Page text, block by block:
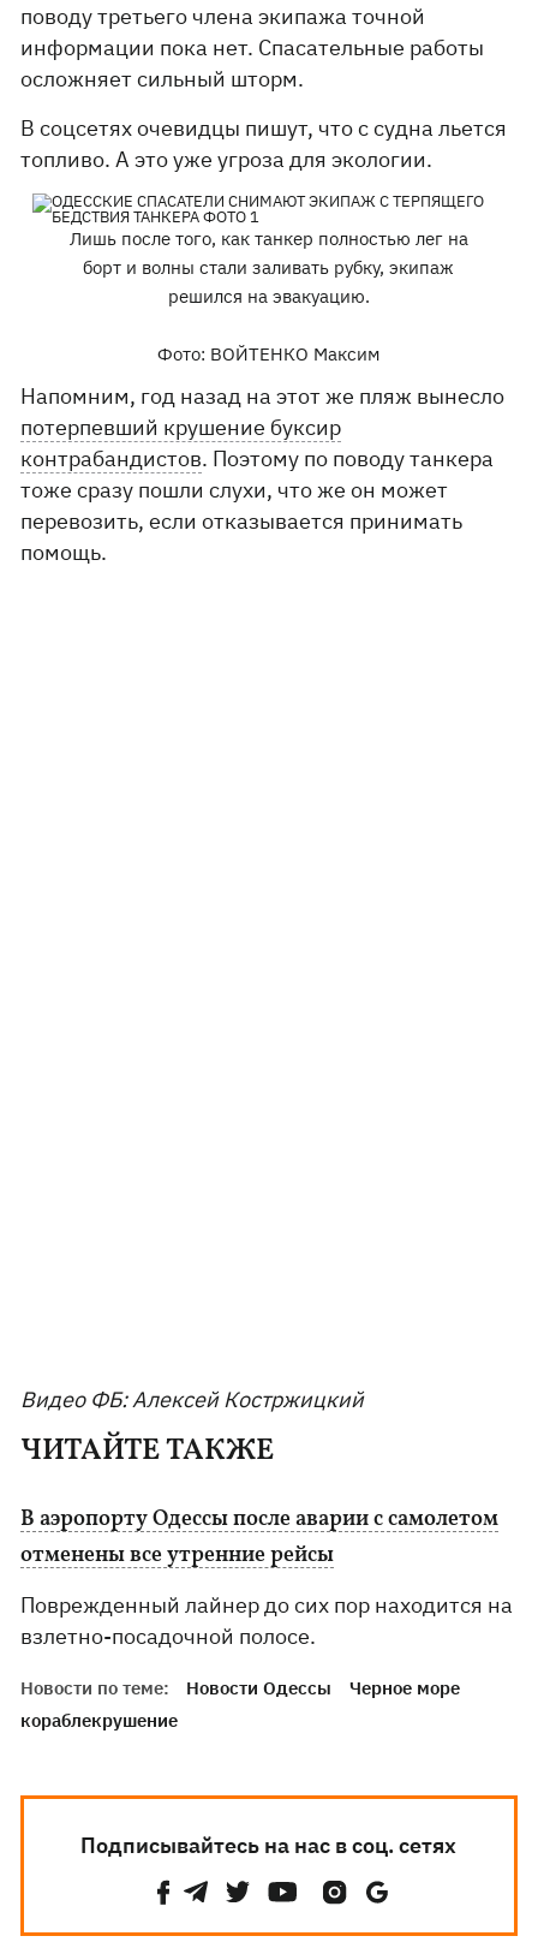
поводу третьего члена экипажа точной
информации пока нет. Спасательные работы
осложняет сильный шторм.
В соцсетях очевидцы пишут, что с судна льется
топливо. А это уже угроза для экологии.
Лишь после того, как танкер полностью лег на
борт и волны стали заливать рубку, экипаж
решился на эвакуацию.
Фото: ВОЙТЕНКО Максим
Напомним, год назад на этот же пляж вынесло
потерпевший крушение буксир
контрабандистов. Поэтому по поводу танкера
тоже сразу пошли слухи, что же он может
перевозить, если отказывается принимать
помощь.
Видео ФБ: Алексей Костржицкий
ЧИТАЙТЕ ТАКЖЕ
В аэропорту Одессы после аварии с самолетом
отменены все утренние рейсы
Поврежденный лайнер до сих пор находится на
взлетно-посадочной полосе.
Новости по теме: Новости Одессы
Черное море
кораблекрушение
Подписывайтесь на нас в соц. сетях